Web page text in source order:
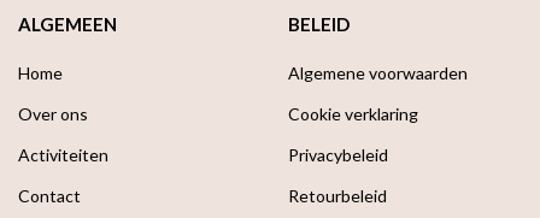
ALGEMEEN
Home
Over ons
Activiteiten
Contact
BELEID
Algemene voorwaarden
Cookie verklaring
Privacybeleid
Retourbeleid